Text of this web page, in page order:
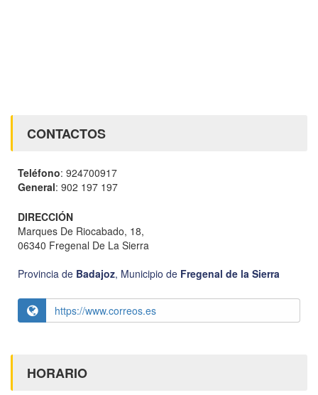
CONTACTOS
Teléfono: 924700917
General: 902 197 197
DIRECCIÓN
Marques De Riocabado, 18,
06340 Fregenal De La Sierra
Provincia de Badajoz, Municipio de Fregenal de la Sierra
https://www.correos.es
HORARIO